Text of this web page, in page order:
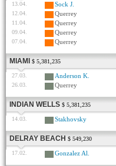
13.04. Sock J.
12.04. Querrey
11.04. Querrey
09.04. Querrey
07.04. Querrey
MIAMI $ 5,381,235
27.03. Anderson K.
26.03. Querrey
INDIAN WELLS $ 5,381,235
14.03. Stakhovsky
DELRAY BEACH $ 549,230
17.02. Gonzalez Al.